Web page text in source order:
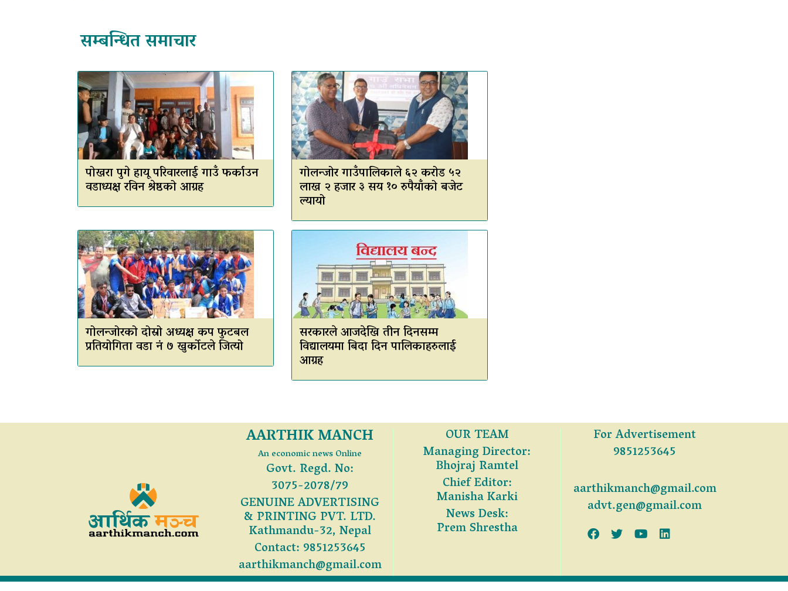
सम्बन्धित समाचार
पोखरा पुगे हायू परिवारलाई गाउँ फर्काउन
वडाध्यक्ष रविन श्रेष्ठको आग्रह
गोलन्जोर गाउँपालिकाले ६२ करोड ५२
लाख २ हजार ३ सय १० रुपैयाँको बजेट
ल्यायो
गोलन्जोरको दोस्रो अध्यक्ष कप फुटबल
प्रतियोगिता वडा नं ७ खुर्कोटले जित्यो
सरकारले आजदेखि तीन दिनसम्म
विद्यालयमा बिदा दिन पालिकाहरुलाई
आग्रह
AARTHIK MANCH
An economic news Online
Govt. Regd. No:
3075-2078/79
GENUINE ADVERTISING
& PRINTING PVT. LTD.
Kathmandu-32, Nepal
Contact: 9851253645
aarthikmanch@gmail.com
OUR TEAM
Managing Director:
Bhojraj Ramtel
Chief Editor:
Manisha Karki
News Desk:
Prem Shrestha
For Advertisement
9851253645
aarthikmanch@gmail.com
advt.gen@gmail.com